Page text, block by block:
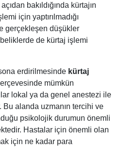
bakıldığında kürtajın
için yaptırılmadığı
gerçekleşen düşükler
de kürtaj işlemi
erdirilmesinde kürtaj
mümkün
lokal ya da genel anestezi ile
alanda uzmanın tercihi ve
psikolojik durumun önemli
Hastalar için önemli olan
için ne kadar para